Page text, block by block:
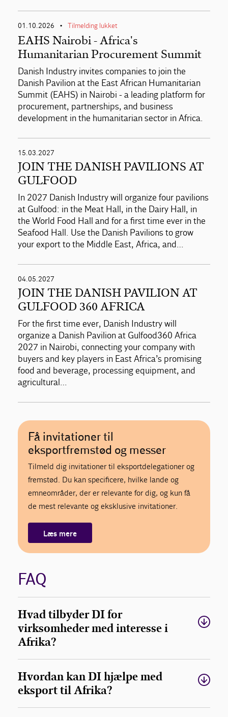
01.10.2026 • Tilmelding lukket
EAHS Nairobi - Africa's
Humanitarian Procurement Summit
Danish Industry invites companies to join the
Danish Pavilion at the East African Humanitarian
Summit (EAHS) in Nairobi - a leading platform for
procurement, partnerships, and business
development in the humanitarian sector in Africa.
15.03.2027
JOIN THE DANISH PAVILIONS AT
GULFOOD
In 2027 Danish Industry will organize four pavilions
at Gulfood: in the Meat Hall, in the Dairy Hall, in
the World Food Hall and for a first time ever in the
Seafood Hall. Use the Danish Pavilions to grow
your export to the Middle East, Africa, and…
04.05.2027
JOIN THE DANISH PAVILION AT
GULFOOD 360 AFRICA
For the first time ever, Danish Industry will
organize a Danish Pavilion at Gulfood360 Africa
2027 in Nairobi, connecting your company with
buyers and key players in East Africa’s promising
food and beverage, processing equipment, and
agricultural…
Få invitationer til
eksportfremstød og messer
Tilmeld dig invitationer til eksportdelegationer og
fremstød. Du kan specificere, hvilke lande og
emneområder, der er relevante for dig, og kun få
de mest relevante og eksklusive invitationer.
Læs mere
FAQ
Hvad tilbyder DI for
virksomheder med interesse i
Afrika?
Hvordan kan DI hjælpe med
eksport til Afrika?